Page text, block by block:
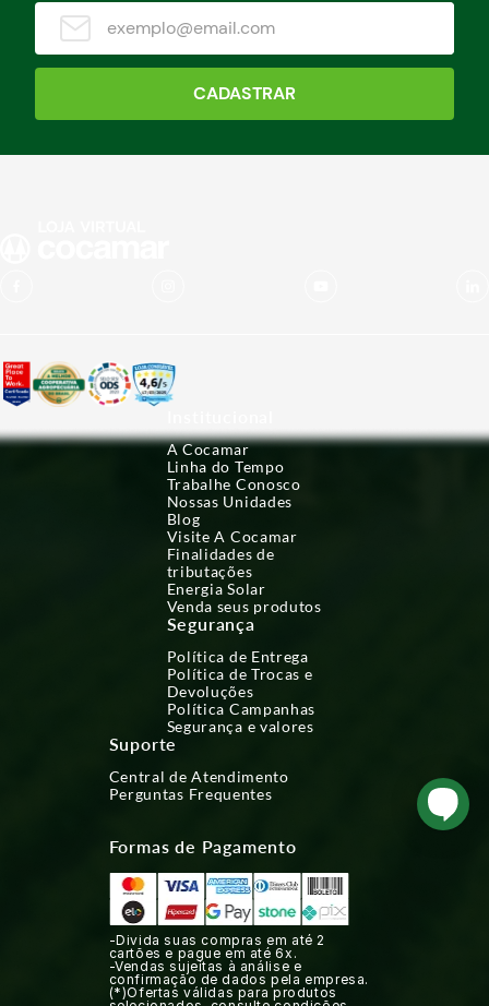
CADASTRAR
A Cocamar
Linha do Tempo
Trabalhe Conosco
Nossas Unidades
Blog
Visite A Cocamar
Finalidades de
tributações
Energia Solar
Venda seus produtos
Segurança
Política de Entrega
Política de Trocas e
Devoluções
Política Campanhas
Segurança e valores
Suporte
Central de Atendimento
Perguntas Frequentes
Formas de Pagamento
-Divida suas compras em até 2
cartões e pague em até 6x.
-Vendas sujeitas à análise e
confirmação de dados pela empresa.
(*)Ofertas válidas para produtos